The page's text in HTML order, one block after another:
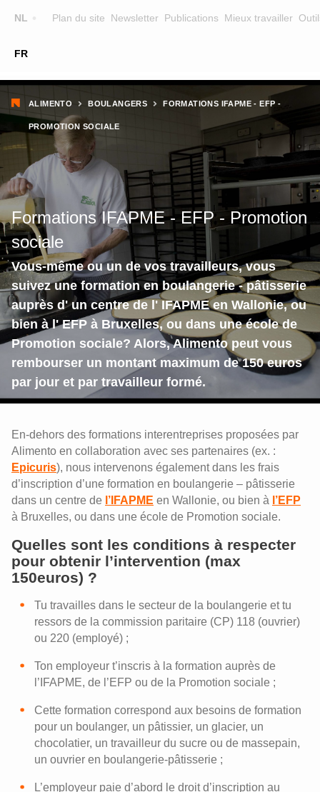
NL
FR
Plan du site Newsletter Publications Mieux travailler
Main
navigation
FORMATEURS
SUR ALIMENTO
EQUIPE
CONTACT
Fil
d'Ariane
ALIMENTO BOULANGERS FORMATIONS IFAPME - EFP -
PROMOTION SOCIALE
Formations IFAPME - EFP - Promotion
sociale
Vous-même ou un de vos travailleurs, vous
suivez une formation en boulangerie - pâtisserie
auprès d' un centre de l' IFAPME en Wallonie, ou
bien à l' EFP à Bruxelles, ou dans une école de
Promotion sociale? Alors, Alimento peut vous
rembourser un montant maximum de 150 euros
par jour et par travailleur formé.
En-dehors des formations interentreprises proposées par
Alimento en collaboration avec ses partenaires (ex. :
Epicuris), nous intervenons également dans les frais
d’inscription d’une formation en boulangerie – pâtisserie
dans un centre de l’IFAPME en Wallonie, ou bien à l’EFP
à Bruxelles, ou dans une école de Promotion sociale.
Quelles sont les conditions à respecter
pour obtenir l’intervention (max
150euros) ?
Tu travailles dans le secteur de la boulangerie et tu
ressors de la commission paritaire (CP) 118 (ouvrier)
ou 220 (employé) ;
Ton employeur t’inscris à la formation auprès de
l’IFAPME, de l’EFP ou de la Promotion sociale ;
Cette formation correspond aux besoins de formation
pour un boulanger, un pâtissier, un glacier, un
chocolatier, un travailleur du sucre ou de massepain,
un ouvrier en boulangerie-pâtisserie ;
L’employeur paie d’abord le droit d’inscription au